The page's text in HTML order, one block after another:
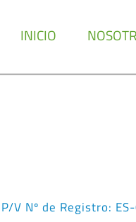
INICIO
P/V Nº de Registro: